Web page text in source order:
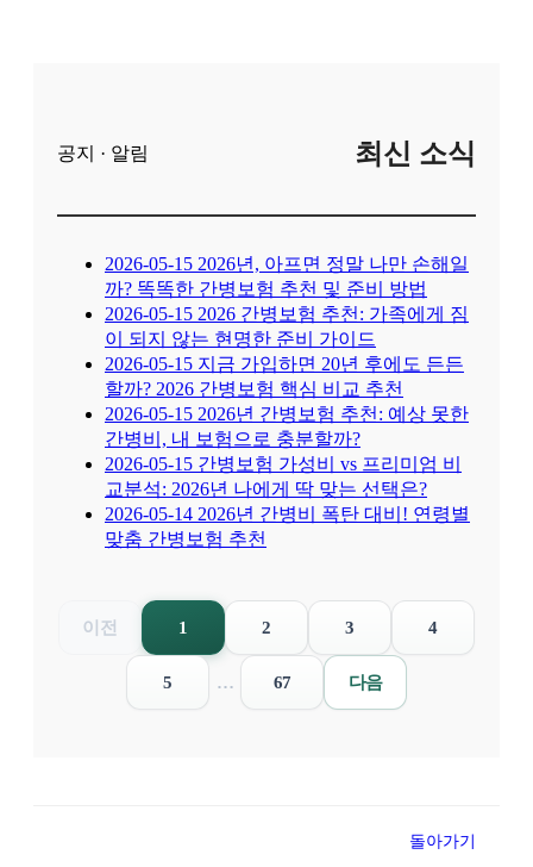
공지 · 알림 최신 소식
2026-05-15 2026년, 아프면 정말 나만 손해일
까? 똑똑한 간병보험 추천 및 준비 방법
2026-05-15 2026 간병보험 추천: 가족에게 짐
이 되지 않는 현명한 준비 가이드
2026-05-15 지금 가입하면 20년 후에도 든든
할까? 2026 간병보험 핵심 비교 추천
2026-05-15 2026년 간병보험 추천: 예상 못한
간병비, 내 보험으로 충분할까?
2026-05-15 간병보험 가성비 vs 프리미엄 비
교분석: 2026년 나에게 딱 맞는 선택은?
2026-05-14 2026년 간병비 폭탄 대비! 연령별
맞춤 간병보험 추천
이전 1 2 3 4
5 … 67 다음
돌아가기